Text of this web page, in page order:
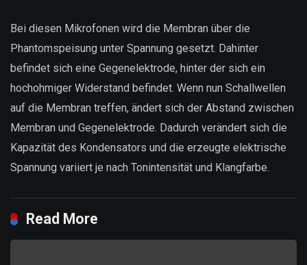
Bei diesen Mikrofonen wird die Membran über die
Phantomspeisung unter Spannung gesetzt. Dahinter
befindet sich eine Gegenelektrode, hinter der sich ein
hochohmiger Widerstand befindet. Wenn nun Schallwellen
auf die Membran treffen, ändert sich der Abstand zwischen
Membran und Gegenelektrode. Dadurch verändert sich die
Kapazität des Kondensators und die erzeugte elektrische
Spannung variiert je nach Tonintensität und Klangfarbe.
Read More